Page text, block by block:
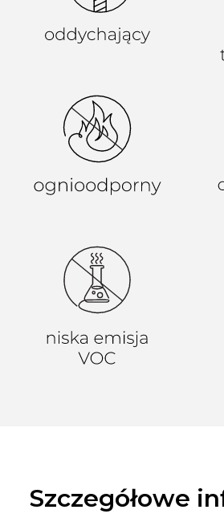
Szczegółowe